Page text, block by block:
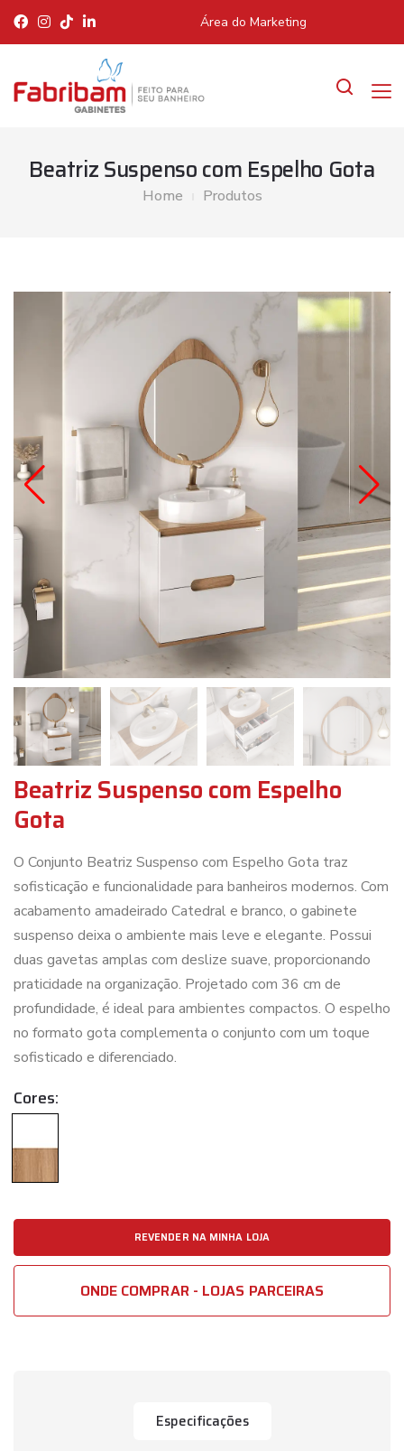
Área do Marketing
Beatriz Suspenso com Espelho Gota
Home Produtos
Beatriz Suspenso com Espelho
Gota
O Conjunto Beatriz Suspenso com Espelho Gota traz
sofisticação e funcionalidade para banheiros modernos. Com
acabamento amadeirado Catedral e branco, o gabinete
suspenso deixa o ambiente mais leve e elegante. Possui
duas gavetas amplas com deslize suave, proporcionando
praticidade na organização. Projetado com 36 cm de
profundidade, é ideal para ambientes compactos. O espelho
no formato gota complementa o conjunto com um toque
sofisticado e diferenciado.
Cores:
REVENDER NA MINHA LOJA
ONDE COMPRAR - LOJAS PARCEIRAS
Especificações